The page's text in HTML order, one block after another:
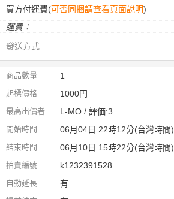
買方付運費(可否同捆請查看頁面說明)
運費：
發送方式
商品數量 1
起標價格 1000円
最高出價者 L-MO / 評価:3
開始時間 06月04日 22時12分(台灣時間)
結束時間 06月10日 15時22分(台灣時間)
拍賣編號 k1232391528
自動延長 有